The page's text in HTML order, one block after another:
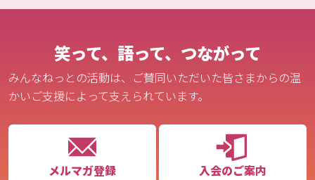
笑って、語って、つながって
みんなねっとの活動は、ご賛同いただいた皆さまからの温
かいご支援によって支えられています。
メルマガ登録 入会のご案内